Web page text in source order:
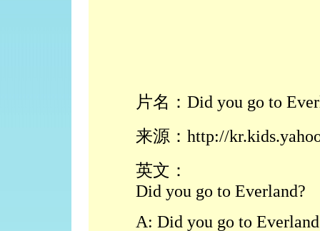
片名：Did you go to
来源：http://
英文：
Did you go to Everland?
A: Did you go to